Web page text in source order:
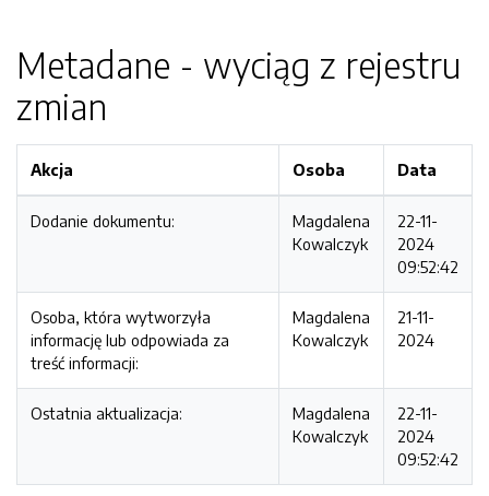
Metadane - wyciąg z rejestru
zmian
Akcja Osoba Data
Dodanie dokumentu:
Magdalena
Kowalczyk
22-11-
2024
09:52:42
Osoba, która wytworzyła
informację lub odpowiada za
treść informacji:
Magdalena
Kowalczyk
21-11-
2024
Ostatnia aktualizacja:
Magdalena
Kowalczyk
22-11-
2024
09:52:42